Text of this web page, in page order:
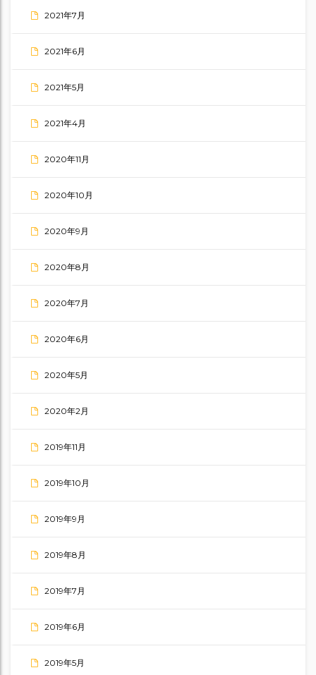
2021年7月
2021年6月
2021年5月
2021年4月
2020年11月
2020年10月
2020年9月
2020年8月
2020年7月
2020年6月
2020年5月
2020年2月
2019年11月
2019年10月
2019年9月
2019年8月
2019年7月
2019年6月
2019年5月